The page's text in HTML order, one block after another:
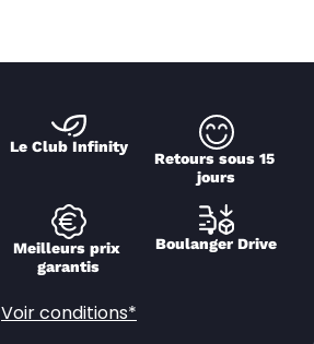
Le Club Infinity
Retours sous 15
jours
Meilleurs prix
garantis
Boulanger Drive
Voir conditions*